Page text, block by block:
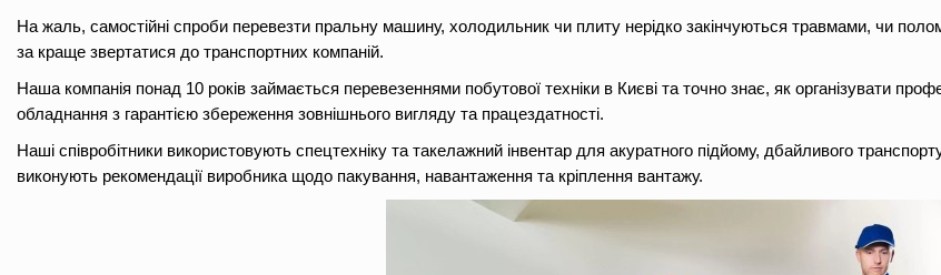
На жаль, самостійні спроби перевезти пральну машину, холодильник чи плиту нерідко закінчуються травмами, чи
за краще звертатися до транспортних компаній.
Наша компанія понад 10 років займається перевезеннями побутової техніки в Києві та точно знає, як організувати
обладнання з гарантією збереження зовнішнього вигляду та працездатності.
Наші співробітники використовують спецтехніку та такелажний інвентар для акуратного підйому, дбайливого
виконують рекомендації виробника щодо пакування, навантаження та кріплення вантажу.